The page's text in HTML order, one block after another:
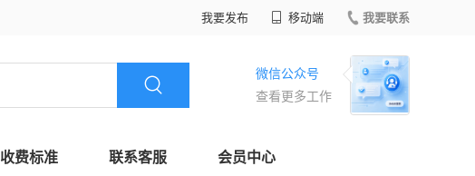
我要发布 移动端 我要联系
微信公众号
查看更多工作
收费标准 联系客服 会员中心